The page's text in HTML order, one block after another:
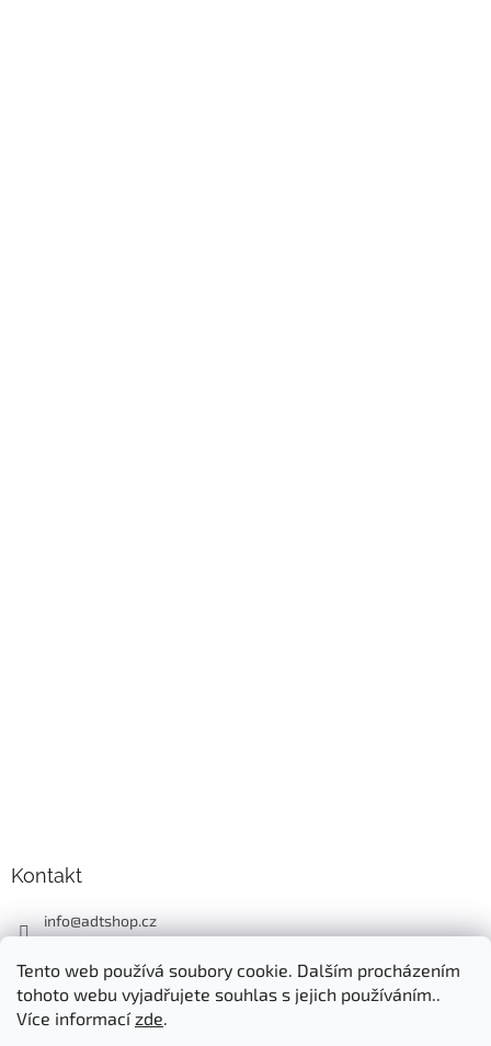
Tento web používá soubory cookie. Dalším procházením
tohoto webu vyjadřujete souhlas s jejich používáním..
Více informacízde.
Kontakt
info@adtshop.cz
+420724549949